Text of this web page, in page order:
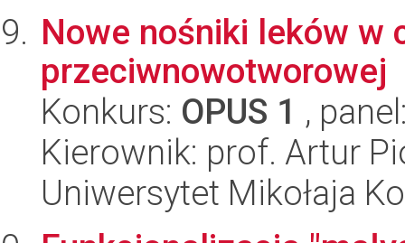
Nowe nośniki leków w
przeciwnowotworowej
Konkurs: OPUS 1 ,
Kierownik: prof. Artur
Uniwersytet Mikołaja